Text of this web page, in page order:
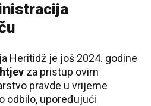
Heritidž je još 2024. godine
za pristup ovim
pravde u vrijeme
odbilo, upoređujući